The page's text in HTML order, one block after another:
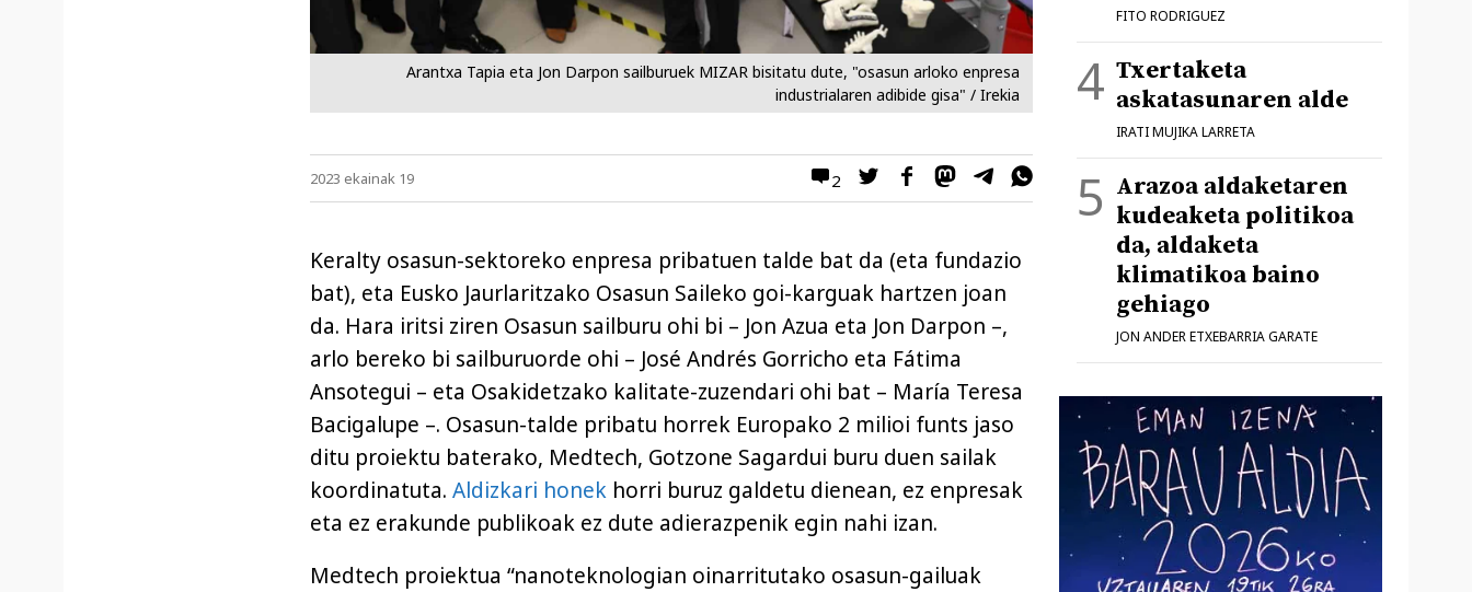
Arantxa Tapia eta Jon Darpon sailburuek MIZAR bisitatu dute, "osasun arloko enpresa
industrialaren adibide gisa" / Irekia
2
2023 ekainak 19
Keralty osasun-sektoreko enpresa pribatuen talde bat da (eta fundazio
bat), eta Eusko Jaurlaritzako Osasun Saileko goi-karguak hartzen joan
da. Hara iritsi ziren Osasun sailburu ohi bi – Jon Azua eta Jon Darpon –,
arlo bereko bi sailburuorde ohi – José Andrés Gorricho eta Fátima
Ansotegui – eta Osakidetzako kalitate-zuzendari ohi bat – María Teresa
Bacigalupe –. Osasun-talde pribatu horrek Europako 2 milioi funts jaso
ditu proiektu baterako, Medtech, Gotzone Sagardui buru duen sailak
koordinatuta. Aldizkari honek horri buruz galdetu dienean, ez enpresak
eta ez erakunde publikoak ez dute adierazpenik egin nahi izan.
Medtech proiektua “nanoteknologian oinarritutako osasun-gailuak
FITO RODRIGUEZ
Txertaketa
askatasunaren alde
IRATI MUJIKA LARRETA
Arazoa aldaketaren
kudeaketa politikoa
da, aldaketa
klimatikoa baino
gehiago
JON ANDER ETXEBARRIA GARATE